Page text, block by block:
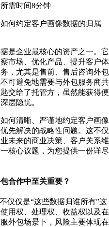
需时间8分钟
何约定客户画像数据的归属
是企业最核心的资产之一。它
市场、优化产品、提升客户体
，尤其是售前、售后咨询外包
可避免地需要与外包服务商共
交给了托管方，虽然能获得便
层隐忧。
何清晰、严谨地约定客户画像
先解决的战略性问题。这不仅
未来的商业决策、客户关系维
核心议题，为您提供一份详尽
合作中至关重要？
仅仅是“这些数据归谁所有”这
用权、处理权、收益权以及在
外包场景下，风险主要体现在